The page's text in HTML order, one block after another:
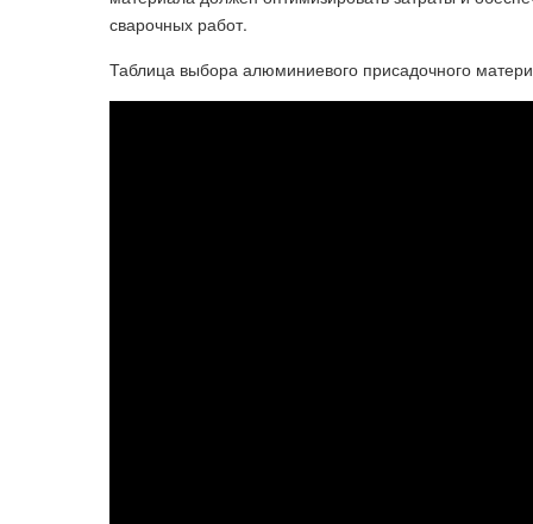
сварочных работ.
Таблица выбора алюминиевого присадочного